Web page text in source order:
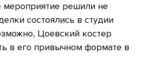
мероприятие решили не
состоялись в студии
Цоевский костер
в его привычном формате в